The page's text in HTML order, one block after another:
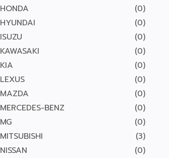
HONDA
(0)
HYUNDAI
(0)
ISUZU
(0)
KAWASAKI
(0)
KIA
(0)
LEXUS
(0)
MAZDA
(0)
MERCEDES-BENZ
(0)
MG
(0)
MITSUBISHI
(3)
NISSAN
(0)